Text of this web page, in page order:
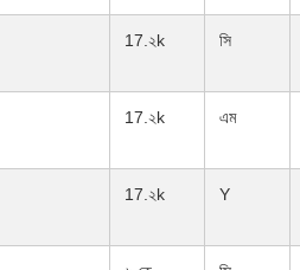
17.২k সি
17.২k এম
17.২k Y